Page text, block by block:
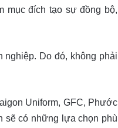
mục đích tạo sự đồng bộ,
Do đó, không phải
Uniform, GFC, Phước
sẽ có những lựa chọn phù